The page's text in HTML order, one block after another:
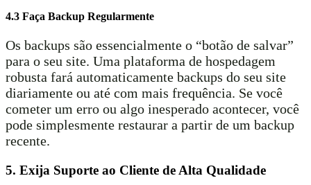
4.3 Faça Backup Regularmente
Os backups são essencialmente o “botão de salvar”
para o seu site. Uma plataforma de hospedagem
robusta fará automaticamente backups do seu site
diariamente ou até com mais frequência. Se você
cometer um erro ou algo inesperado acontecer, você
pode simplesmente restaurar a partir de um backup
recente.
5. Exija Suporte ao Cliente de Alta Qualidade